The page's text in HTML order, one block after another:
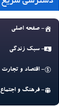
- صفحه اصلی
- سبک زندگی
- اقتصاد و تجارت
- فرهنگ و اجتماع